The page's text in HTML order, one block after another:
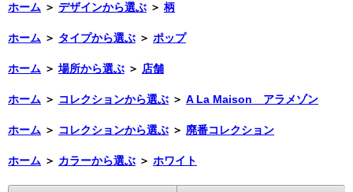
ホーム ＞ デザインから選ぶ ＞ 柄
ホーム ＞ タイプから選ぶ ＞ ポップ
ホーム ＞ 場所から選ぶ ＞ 店舗
ホーム ＞ コレクションから選ぶ ＞ A La Maison アラメゾン
ホーム ＞ コレクションから選ぶ ＞ 廃番コレクション
ホーム ＞ カラーから選ぶ ＞ ホワイト